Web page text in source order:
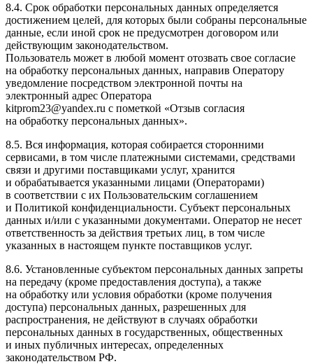
8.4. Срок обработки персональных данных определяется
достижением целей, для которых были собраны персональные
данные, если иной срок не предусмотрен договором или
действующим законодательством.
Пользователь может в любой момент отозвать свое согласие
на обработку персональных данных, направив Оператору
уведомление посредством электронной почты на
электронный адрес Оператора
kitprom23@yandex.ru с пометкой «Отзыв согласия
на обработку персональных данных».
8.5. Вся информация, которая собирается сторонними
сервисами, в том числе платежными системами, средствами
связи и другими поставщиками услуг, хранится
и обрабатывается указанными лицами (Операторами)
в соответствии с их Пользовательским соглашением
и Политикой конфиденциальности. Субъект персональных
данных и/или с указанными документами. Оператор не несет
ответственность за действия третьих лиц, в том числе
указанных в настоящем пункте поставщиков услуг.
8.6. Установленные субъектом персональных данных запреты
на передачу (кроме предоставления доступа), а также
на обработку или условия обработки (кроме получения
доступа) персональных данных, разрешенных для
распространения, не действуют в случаях обработки
персональных данных в государственных, общественных
и иных публичных интересах, определенных
законодательством РФ.